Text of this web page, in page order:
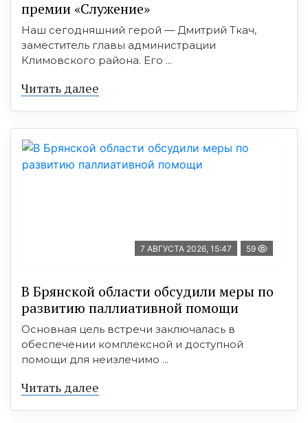
премии «Служение»
Наш сегодняшний герой — Дмитрий Ткач,
заместитель главы администрации
Климовского района. Его ...
Читать далее
7 АВГУСТА 2026, 15:47 59
В Брянской области обсудили меры по
развитию паллиативной помощи
Основная цель встречи заключалась в
обеспечении комплексной и доступной
помощи для неизлечимо ...
Читать далее